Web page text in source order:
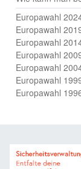
Europawahl
Europawahl
Europawahl
Europawahl
Europawahl
Europawahl
Europawahl